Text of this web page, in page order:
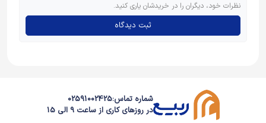
نظرات خود، دیگران را در خریدشان یاری کنید.
ثبت دیدگاه
شماره تماس:02591002425
در روزهای کاری از ساعت 9 الی 15